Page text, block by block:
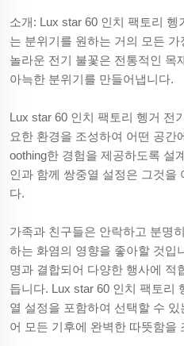
소개: Lux star 60 인치 팩토리
는 분위기를 원하는 거의 모든
놀라운 전기 불꽃은 전통적인 목
아늑한 분위기를 만들어냅니다.
Lux star 60 인치 팩토리 헹거 전
요한 환경을 조성하여 어떤 공간
oothing한 경험을 제공하도록 설
인과 함께 쌍중열 설정은 그것을
다.
가족과 친구들은 안락하고 분명
하는 화염의 영향을 좋아할 것입
명과 결합되어 다양한 행사에 적
듭니다. Lux star 60 인치 팩토리
열 설정을 포함하여 선택할 수
어 모든 기후에 완벽한 따뜻함을